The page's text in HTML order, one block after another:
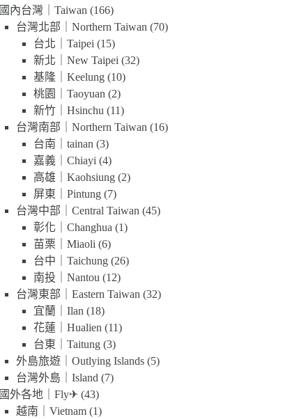
國內台灣｜Taiwan (166)
台灣北部｜Northern Taiwan (70)
台北｜Taipei (15)
新北｜New Taipei (32)
基隆｜Keelung(10)
桃園｜Taoyuan (2)
新竹｜Hsinchu (11)
台灣南部｜Northern Taiwan (16)
台南｜tainan (3)
嘉義｜Chiayi (4)
高雄｜Kaohsiung(2)
屏東｜Pintung(7)
台灣中部｜Central Taiwan (45)
彰化｜Changhua (1)
苗栗｜Miaoli (6)
台中｜Taichung(26)
南投｜Nantou (12)
台灣東部｜Eastern Taiwan (32)
宜蘭｜Ilan (18)
花蓮｜Hualien (11)
台東｜Taitung(3)
外島旅遊｜Outlying Islands(5)
台灣外島｜Island (7)
國外各地｜Fly✈(43)
越南｜Vietnam(1)